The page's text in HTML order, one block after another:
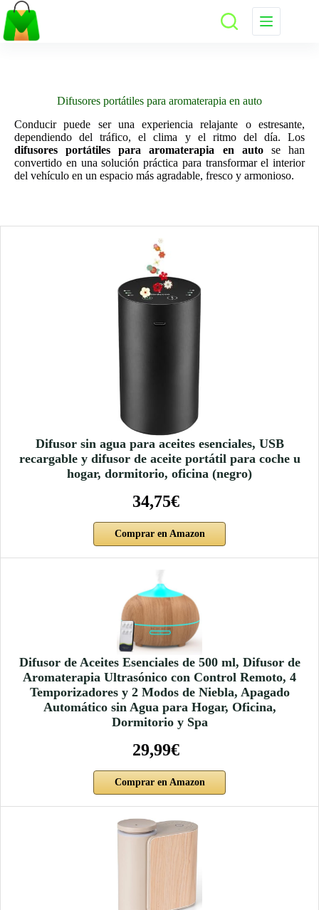
Saltar
al
contenido
Difusores portátiles para aromaterapia en auto
Conducir puede ser una experiencia relajante o estresante,
dependiendo del tráfico, el clima y el ritmo del día. Los
difusores portátiles para aromaterapia en autose han
convertido en una solución práctica para transformar el interior
del vehículo en un espacio más agradable, fresco y armonioso.
Difusor sin agua para aceites esenciales, USB
recargable y difusor de aceite portátil para coche u
hogar, dormitorio, oficina (negro)
34,75€
Comprar en Amazon
Difusor de Aceites Esenciales de 500 ml, Difusor de
Aromaterapia Ultrasónico con Control Remoto, 4
Temporizadores y 2 Modos de Niebla, Apagado
Automático sin Agua para Hogar, Oficina,
Dormitorio y Spa
29,99€
Comprar en Amazon